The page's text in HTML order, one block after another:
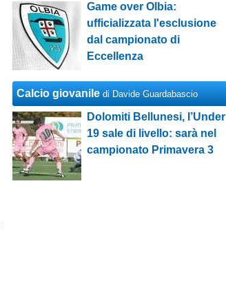
Game over Olbia:
ufficializzata l'esclusione
dal campionato di
Eccellenza
Calcio giovanile di Davide Guardabascio
Dolomiti Bellunesi, l’Under
19 sale di livello: sarà nel
campionato Primavera 3